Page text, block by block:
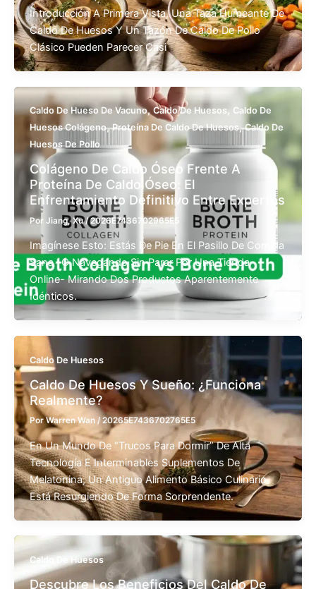
Introducción A Primera Vista, Una Taza Humeante De
Caldo De Huesos Y Un Tazón De Caldo De Pollo
Clásico Pueden Parecer Casi
Caldo De Hueso De Vacuno,Caldo De Huesos, Caldo De
Huesos Colágeno,Proteína De Caldo De Huesos,Caldo De
Huesos De Pollo
Colágeno De Caldo Óseo Frente A
Proteína De Caldo Óseo: El
Enfrentamiento Definitivo Entre Expertos
Por Jiang, Xu/2026E7436702965E5
Imagínese Esto: Estás De Pie En El Pasillo De Comida
Sana -o Navegando Sin Parar Por Una Tienda
Online- Mirando Dos Productos Aparentemente
Idénticos.
Caldo De Huesos
Caldo De Huesos Y Sueño: ¿Funciona
Realmente?
Por Warren Wan / 20265E7436702765E5
En Un Mundo De “trucos Para Dormir” De Alta
Tecnología E Interminables Suplementos De
Melatonina, Un Antiguo Alimento Básico Culinario
Está Resurgiendo De Forma Sorprendente.
Caldo De Huesos
Descubre Los Beneficios Del Caldo De